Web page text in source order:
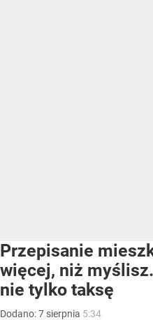
Przepisanie
więcej, niż
nie tylko taksę
Dodano:7 sierpnia 5:34